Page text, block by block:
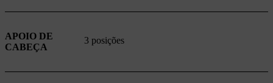
APOIO DE
CABEÇA
3 posições